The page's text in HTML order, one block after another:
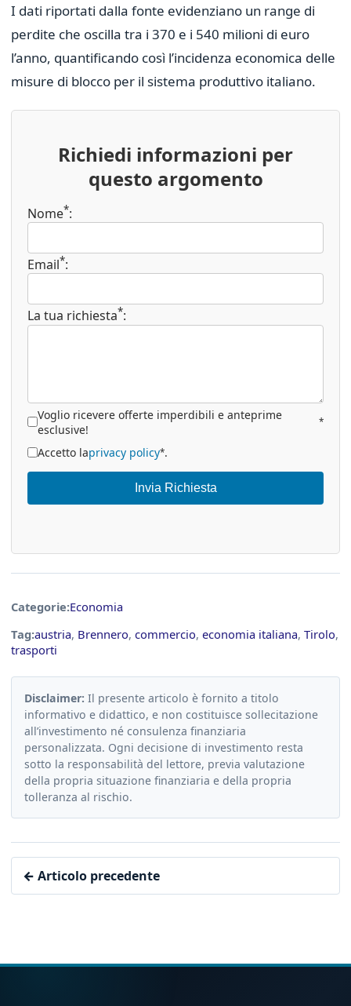
I dati riportati dalla fonte evidenziano un range di
perdite che oscilla tra i 370 e i 540 milioni di euro
l’anno, quantificando così l’incidenza economica delle
misure di blocco per il sistema produttivo italiano.
Richiedi informazioni per
questo argomento
Nome*:
Email*:
La tua richiesta*:
Voglio ricevere offerte imperdibili e anteprime
esclusive!
*
Accetto laprivacy policy*.
Invia Richiesta
Categorie:Economia
Tag:austria, Brennero, commercio, economia italiana, Tirolo,
trasporti
Disclaimer: Il presente articolo è fornito a titolo
informativo e didattico, e non costituisce sollecitazione
all’investimento né consulenza finanziaria
personalizzata. Ogni decisione di investimento resta
sotto la responsabilità del lettore, previa valutazione
della propria situazione finanziaria e della propria
tolleranza al rischio.
← Articolo precedente